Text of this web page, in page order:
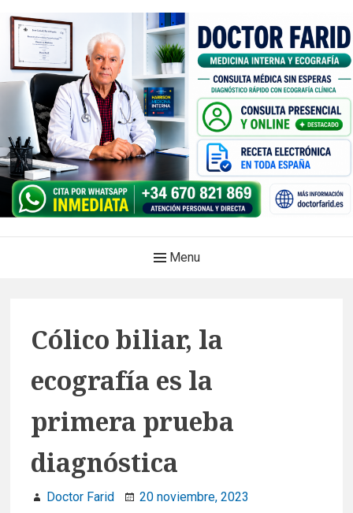
to
content
Doctor Farid |Médico
internista | Ecografía
diagnóstico en el mismo acto.
Menu
Cólico biliar, la
ecografía es la
primera prueba
diagnóstica
Doctor Farid 20 noviembre, 2023